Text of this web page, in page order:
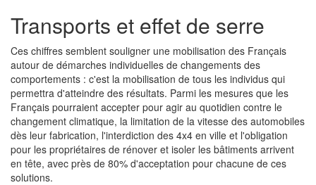
Transports et effet de serre
Ces chiffres semblent souligner une mobilisation des Français
autour de démarches individuelles de changements des
comportements : c'est la mobilisation de tous les individus qui
permettra d'atteindre des résultats. Parmi les mesures que les
Français pourraient accepter pour agir au quotidien contre le
changement climatique, la limitation de la vitesse des automobiles
dès leur fabrication, l'interdiction des 4x4 en ville et l'obligation
pour les propriétaires de rénover et isoler les bâtiments arrivent
en tête, avec près de 80% d'acceptation pour chacune de ces
solutions.